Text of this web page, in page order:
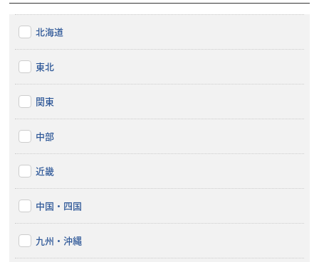
北海道
東北
関東
中部
近畿
中国・四国
九州・沖縄